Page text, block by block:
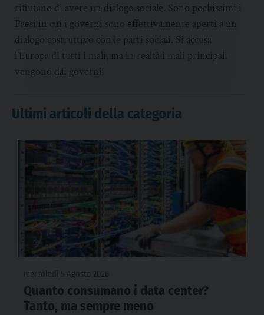
rifiutano di avere un dialogo sociale. Sono pochissimi i
Paesi in cui i governi sono effettivamente aperti a un
dialogo costruttivo con le parti sociali. Si accusa
l’Europa di tutti i mali, ma in realtà i mali principali
vengono dai governi.
Ultimi articoli della categoria
Quanto consumano i data center?
Tanto, ma sempre meno